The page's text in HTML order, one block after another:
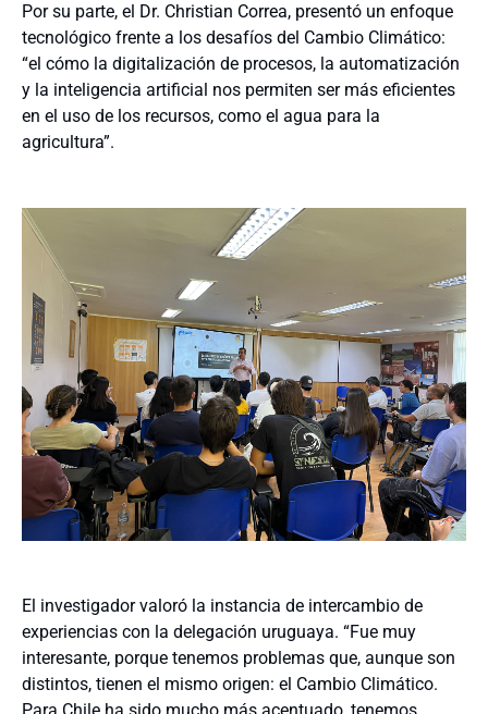
Por su parte, el Dr. Christian Correa, presentó un enfoque
tecnológico frente a los desafíos del Cambio Climático:
“el cómo la digitalización de procesos, la automatización
y la inteligencia artificial nos permiten ser más eficientes
en el uso de los recursos, como el agua para la
agricultura”.
El investigador valoró la instancia de intercambio de
experiencias con la delegación uruguaya. “Fue muy
interesante, porque tenemos problemas que, aunque son
distintos, tienen el mismo origen: el Cambio Climático.